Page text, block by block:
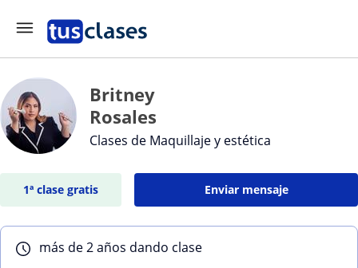
Britney
Rosales
Clases de Maquillaje y estética
1ª clase gratis Enviar mensaje
más de 2 años dando clase